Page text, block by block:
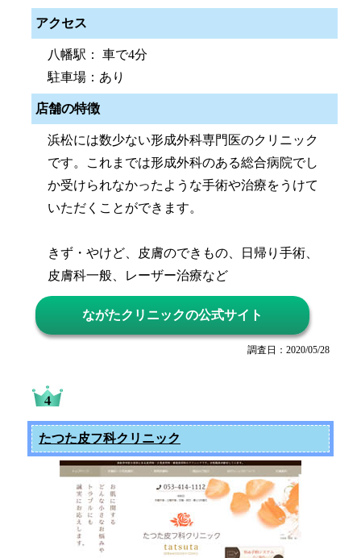
アクセス
八幡駅： 車で4分
駐車場：あり
店舗の特徴
浜松には数少ない形成外科専門医のクリニック
です。これまでは形成外科のある総合病院でし
か受けられなかったような手術や治療をうけて
いただくことができます。
きず・やけど、皮膚のできもの、日帰り手術、
皮膚科一般、レーザー治療など
ながたクリニックの公式サイト
調査日：2020/05/28
たつた皮フ科クリニック